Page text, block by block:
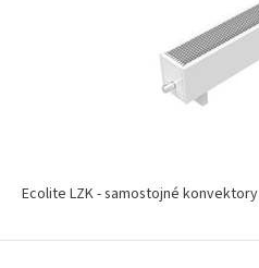
Ecolite LZK - samostojné konvektory